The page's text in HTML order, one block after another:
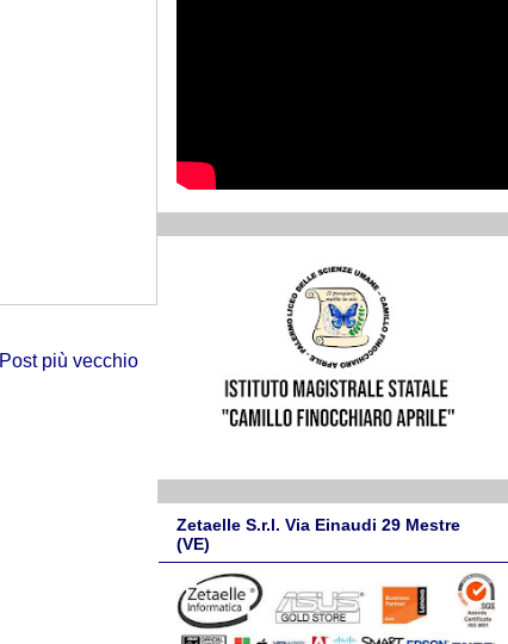
Post più vecchio
Zetaelle S.r.l. Via Einaudi 29 Mestre
(VE)